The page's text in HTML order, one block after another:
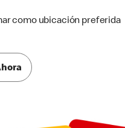
como ubicación preferida